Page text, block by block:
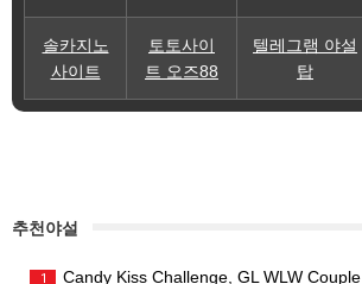
솔카지노
사이트
토토사이
트 오즈88
텔레그램 야설
탑
추천야설
1 Candy Kiss Challenge, GL WLW Couple